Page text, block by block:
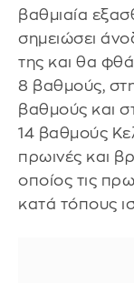
βαθμιαία
σημειώσει
της και θα
8 βαθμούς,
βαθμούς και
14 βαθμούς
πρωινές και
οποίος τις
κατά τόπους